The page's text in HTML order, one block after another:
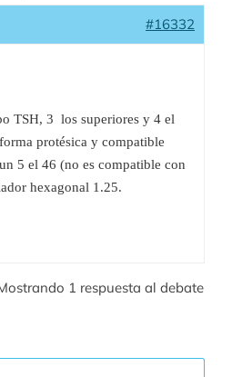
#16332
TSH, 3 los superiores y 4 el
protésica y compatible
5 el 46 (no es compatible con
hexagonal 1.25.
1 respuesta al debate